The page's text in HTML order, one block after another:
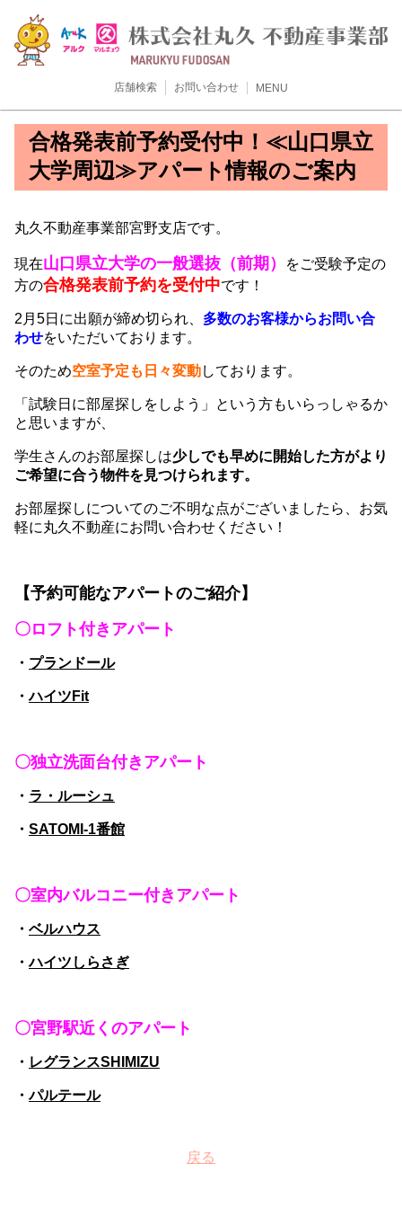
店舗検索 お問い合わせ MENU
合格発表前予約受付中！≪山口県立
大学周辺≫アパート情報のご案内
丸久不動産事業部宮野支店です。
現在山口県立大学の一般選抜（前期）
をご受験予定の
方の合格発表前予約を受付中です！
2月5日に出願が締め切られ、 多数のお客様からお問い合
わせをいただいております。
そのため空室予定も日々変動しております。
「試験日に部屋探しをしよう」という方もいらっしゃるか
と思いますが、
学生さんのお部屋探しは少しでも早めに開始した方がより
ご希望に合う物件を見つけられます。
お部屋探しについてのご不明な点がございましたら、お気
軽に丸久不動産にお問い合わせください！
【予約可能なアパートのご紹介】
〇ロフト付きアパート
・ プランドール
・ハイツFit
〇独立洗面台付きアパート
・ ラ・ルーシュ
・ SATOMI-1番館
〇室内バルコニー付きアパート
・ ベルハウス
・ハイツしらさぎ
〇宮野駅近くのアパート
・ レグランスSHIMIZU
・パルテール
戻る